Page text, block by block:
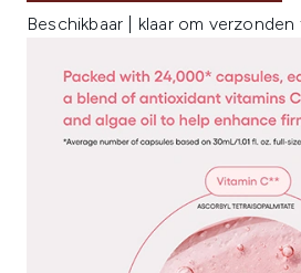
Beschikbaar | klaar om